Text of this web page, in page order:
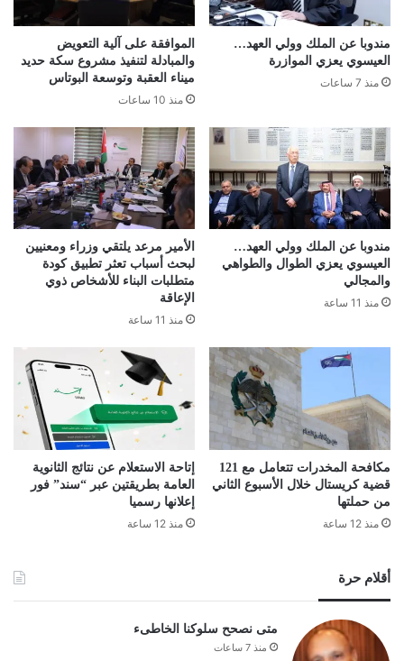
مندوبا عن الملك وولي العهد…
العيسوي يعزي الموازرة
منذ 7 ساعات
الموافقة على آلية التعويض
والمبادلة لتنفيذ مشروع سكة حديد
ميناء العقبة وتوسعة البوتاس
منذ 10 ساعات
مندوبا عن الملك وولي العهد…
العيسوي يعزي الطوال والطواهي
والمجالي
منذ 11 ساعة
الأمير مرعد يلتقي وزراء ومعنيين
لبحث أسباب تعثر تطبيق كودة
متطلبات البناء للأشخاص ذوي
الإعاقة
منذ 11 ساعة
مكافحة المخدرات تتعامل مع 121
قضية كريستال خلال الأسبوع الثاني
من حملتها
منذ 12 ساعة
إتاحة الاستعلام عن نتائج الثانوية
العامة بطريقتين عبر “سند” فور
إعلانها رسميا
منذ 12 ساعة
أقلام حرة
متى نصحح سلوكنا الخاطىء
منذ 7 ساعات